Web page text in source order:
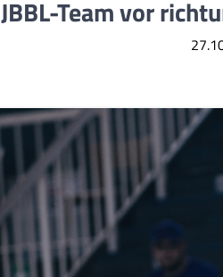
JBBL-Team vor